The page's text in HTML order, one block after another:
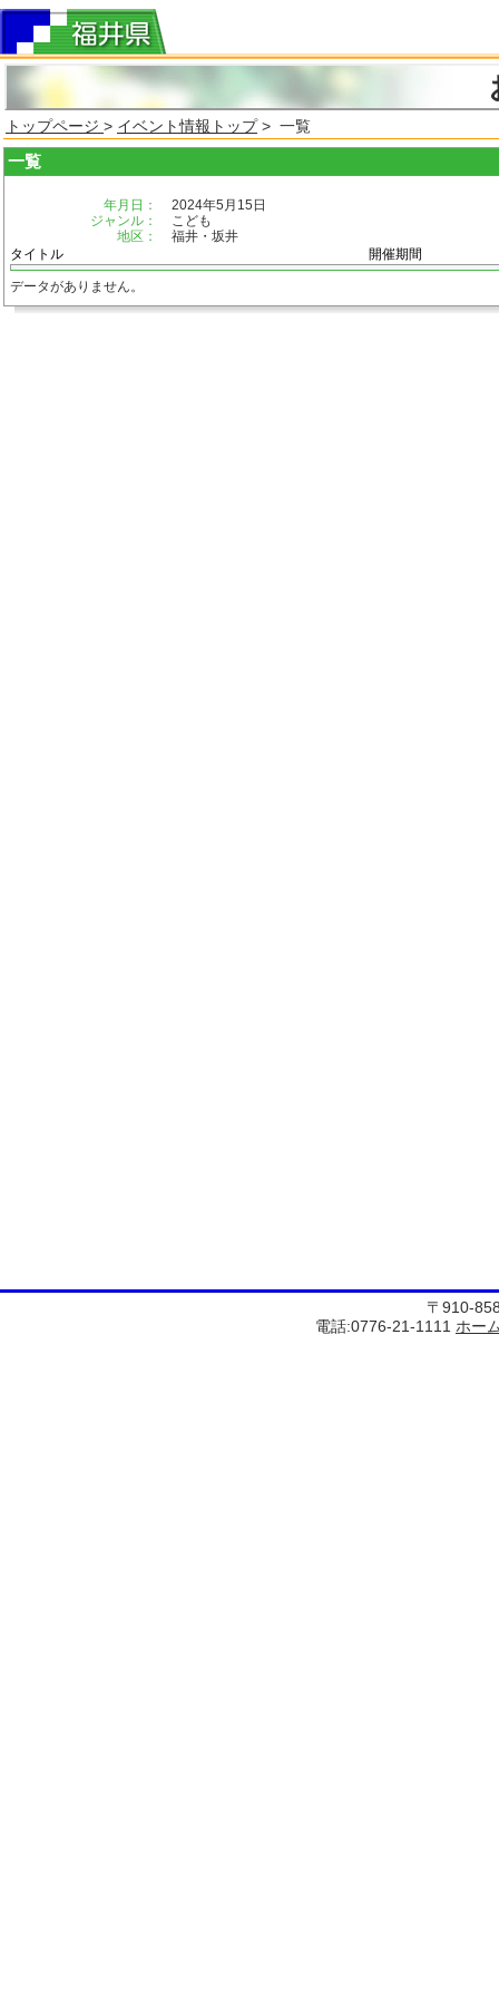
トップページ > イベント情報トップ> 一覧
一覧
年月日：
2024年5月15日
ジャンル：
こども
地区：
福井・坂井
タイトル
開催期間
データがありません。
〒910-
電話:0776-21-1111 ホー